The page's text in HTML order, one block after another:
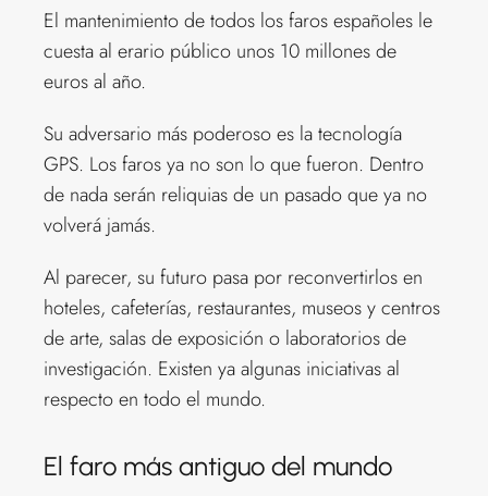
El mantenimiento de todos los faros españoles le
cuesta al erario público unos 10 millones de
euros al año.
Su adversario más poderoso es la tecnología
GPS. Los faros ya no son lo que fueron. Dentro
de nada serán reliquias de un pasado que ya no
volverá jamás.
Al parecer, su futuro pasa por reconvertirlos en
hoteles, cafeterías, restaurantes, museos y centros
de arte, salas de exposición o laboratorios de
investigación. Existen ya algunas iniciativas al
respecto en todo el mundo.
El faro más antiguo del mundo